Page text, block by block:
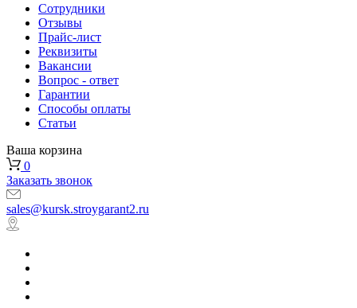
Сотрудники
Отзывы
Прайс-лист
Реквизиты
Вакансии
Вопрос - ответ
Гарантии
Способы оплаты
Статьи
Ваша корзина
0
Заказать звонок
sales@kursk.stroygarant2.ru